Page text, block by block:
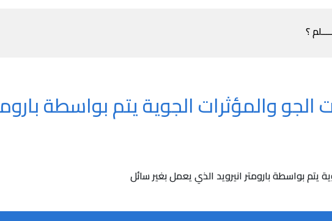
؟
الجو والمؤثرات الجوية يتم بواسطة
يتم بواسطة بارومتر انيرويد الذي يعمل بغير سائل